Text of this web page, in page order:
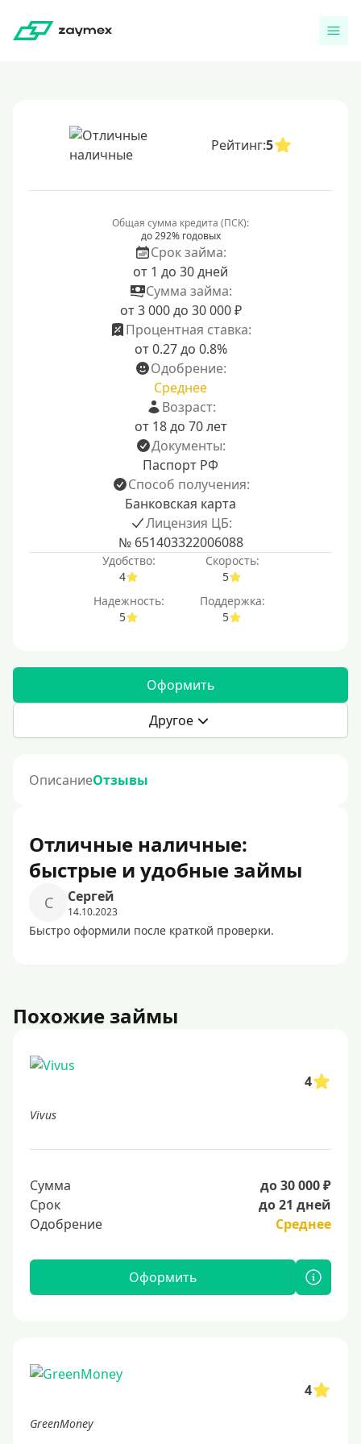
Рейтинг:5
Общая сумма кредита (ПСК):
до 292% годовых
Срок займа:
от 1 до 30 дней
Сумма займа:
от 3 000 до 30 000 ₽
Процентная ставка:
от 0.27 до 0.8%
Одобрение:
Среднее
Возраст:
от 18 до 70 лет
Документы:
Паспорт РФ
Способ получения:
Банковская карта
Лицензия ЦБ:
№ 651403322006088
Удобство:
4
Скорость:
5
Надежность:
5
Поддержка:
5
Оформить
Другое
ОписаниеОтзывы
Отличные наличные:
быстрые и удобные займы
С Сергей
14.10.2023
Быстро оформили после краткой проверки.
Похожие займы
4
Vivus
Сумма
до 30 000 ₽
Срок
до 21 дней
Одобрение
Среднее
Оформить
4
GreenMoney